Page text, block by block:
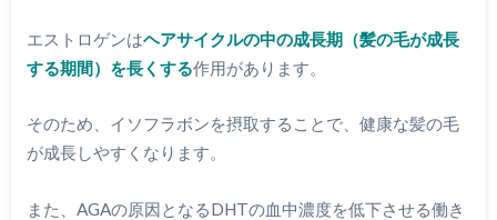
エストロゲンはヘアサイクルの中の成長期（髪の毛が成長
する期間）を長くする作用があります。
そのため、イソフラボンを摂取することで、健康な髪の毛
が成長しやすくなります。
また、AGAの原因となるDHTの血中濃度を低下させる働き